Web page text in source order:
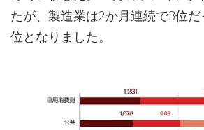
たが、製造業は2か月連続で3位だ
位となりました。